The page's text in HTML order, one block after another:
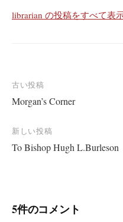
librarian の投稿をすべて表
投
稿
ナ
ビ
ョ
古い投稿
Morgan’s Corner
新しい投稿
To Bishop Hugh L.Burleson
5件のコメント